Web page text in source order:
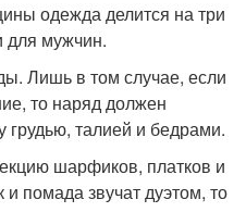
одежда делится на три
для мужчин.
Лишь в том случае, если
то наряд должен
грудью, талией и бедрами.
шарфиков, платков и
помада звучат дуэтом, то